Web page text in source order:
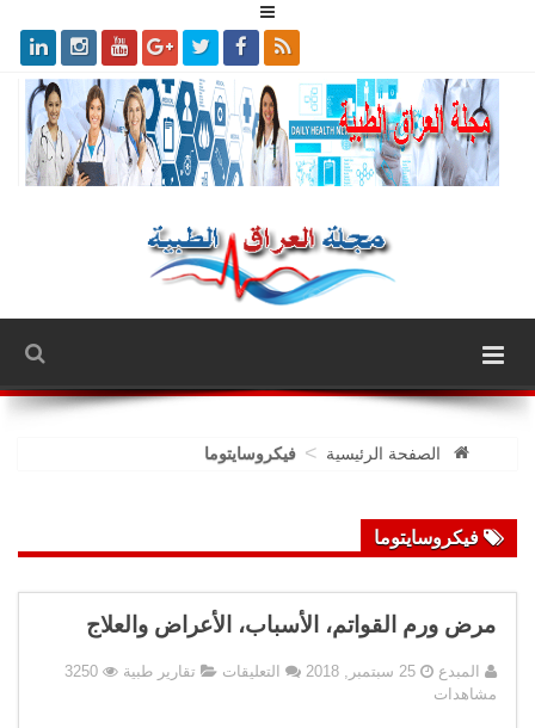
الصفحة الرئيسية > فيكروسايتوما
فيكروسايتوما
مرض ورم القواتم، الأسباب، الأعراض والعلاج
المبدع 25 سبتمبر, 2018 التعليقات علىتقارير طبية
3250
مشاهدات